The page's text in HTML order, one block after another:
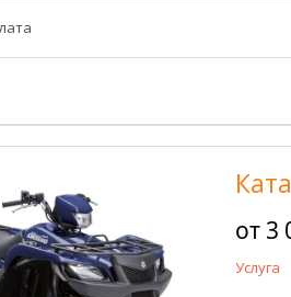
от 3
Услуга